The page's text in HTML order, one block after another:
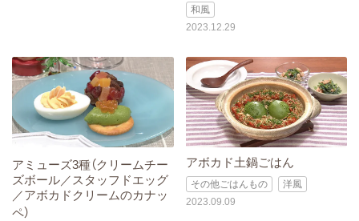
和風
2023.12.29
アミューズ3種（クリームチー
ズボール／スタッフドエッグ
／アボカドクリームのカナッ
ペ）
アボカド土鍋ごはん
その他ごはんもの
洋風
2023.09.09